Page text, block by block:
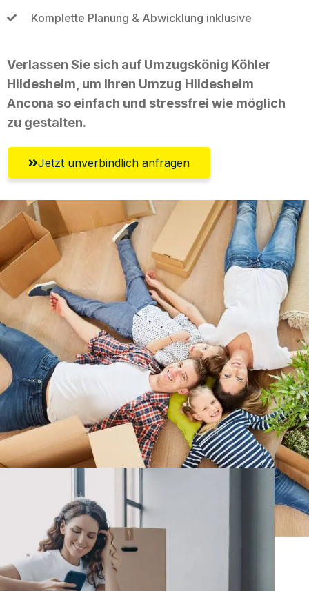
Komplette Planung & Abwicklung inklusive
Verlassen Sie sich auf Umzugskönig Köhler
Hildesheim, um Ihren Umzug Hildesheim
Ancona so einfach und stressfrei wie möglich
zu gestalten.
Jetzt unverbindlich anfragen